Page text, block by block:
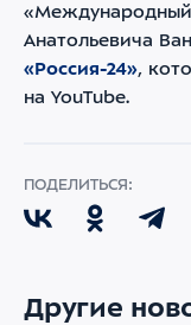
«Международный
Анатольевича
«Россия-24»,
на YouTube.
ПОДЕЛИТЬСЯ:
Другие